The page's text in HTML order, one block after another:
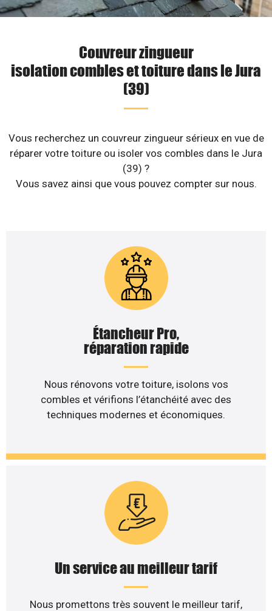
Couvreur zingueur
isolation combles et toiture dans le Jura
(39)
Vous recherchez un couvreur zingueur sérieux en vue de
réparer votre toiture ou isoler vos combles dans le Jura
(39) ?
Vous savez ainsi que vous pouvez compter sur nous.
Étancheur Pro,
réparation rapide
Nous rénovons votre toiture, isolons vos
combles et vérifions l’étanchéité avec des
techniques modernes et économiques.
Un service au meilleur tarif
Nous promettons très souvent le meilleur tarif,